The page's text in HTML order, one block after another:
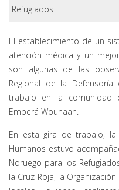
Refugiados
El establecimiento de un
atención médica y un
son algunas de las
Regional de la
trabajo en la comunidad
Emberá Wounaan.
En esta gira de trabajo,
Humanos estuvo
Noruego para los
la Cruz Roja, la